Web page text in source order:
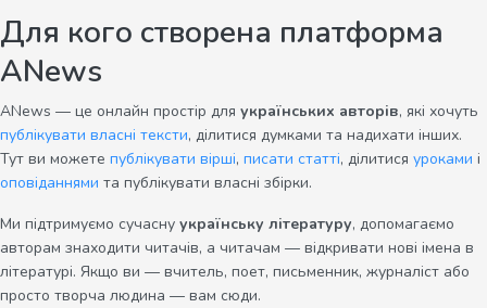
Для кого створена платформа
ANews
ANews — це онлайн простір для українських авторів, які хочуть
публікувати власні тексти, ділитися думками та надихати інших.
Тут ви можете публікувати вірші, писати статті, ділитися уроками і
оповіданнями та публікувати власні збірки.
Ми підтримуємо сучасну українську літературу, допомагаємо
авторам знаходити читачів, а читачам — відкривати нові імена в
літературі. Якщо ви — вчитель, поет, письменник, журналіст або
просто творча людина — вам сюди.